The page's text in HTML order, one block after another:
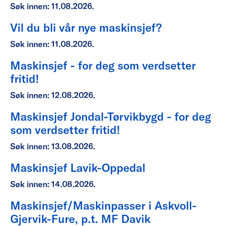
Søk innen: 11.08.2026.
Vil du bli vår nye maskinsjef?
Søk innen: 11.08.2026.
Maskinsjef - for deg som verdsetter
fritid!
Søk innen: 12.08.2026.
Maskinsjef Jondal-Tørvikbygd - for deg
som verdsetter fritid!
Søk innen: 13.08.2026.
Maskinsjef Lavik-Oppedal
Søk innen: 14.08.2026.
Maskinsjef/Maskinpasser i Askvoll-
Gjervik-Fure, p.t. MF Davik